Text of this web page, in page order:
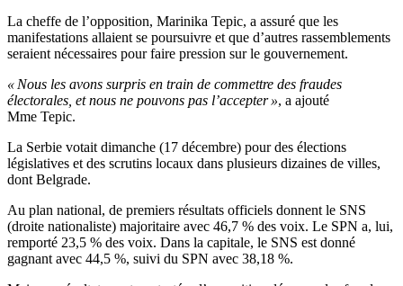
La cheffe de l’opposition, Marinika Tepic, a assuré que les
manifestations allaient se poursuivre et que d’autres rassemblements
seraient nécessaires pour faire pression sur le gouvernement.
« Nous les avons surpris en train de commettre des fraudes
électorales, et nous ne pouvons pas l’accepter », a ajouté
Mme Tepic.
La Serbie votait dimanche (17 décembre) pour des élections
législatives et des scrutins locaux dans plusieurs dizaines de villes,
dont Belgrade.
Au plan national, de premiers résultats officiels donnent le SNS
(droite nationaliste) majoritaire avec 46,7 % des voix. Le SPN a, lui,
remporté 23,5 % des voix. Dans la capitale, le SNS est donné
gagnant avec 44,5 %, suivi du SPN avec 38,18 %.